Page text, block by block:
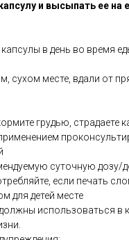
и высыпать ее на
в день во время
сухом месте, вдали от
грудью, страдаете
суточную дозу/
если печать
для детей месте
использоваться в